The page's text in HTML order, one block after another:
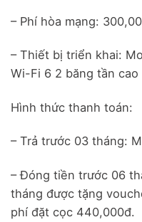
– Phí hòa mạng:
– Thiết bị triển khai:
Wi-Fi 6 2 băng tần cao
Hình thức thanh toán:
– Trả trước 03 tháng:
– Đóng tiền trước 06
tháng được tặng
phí đặt cọc 440,000đ.